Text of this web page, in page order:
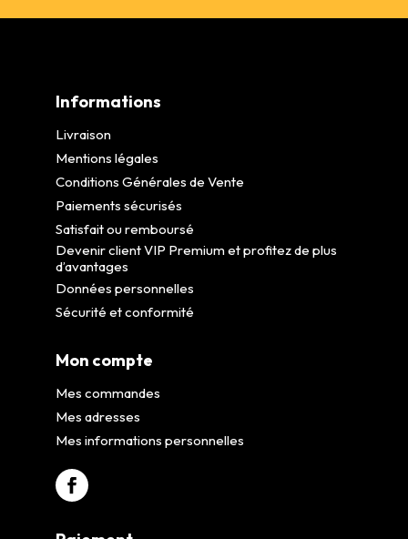
Informations
Livraison
Mentions légales
Conditions Générales de Vente
Paiements sécurisés
Satisfait ou remboursé
Devenir client VIP Premium et profitez de plus
d’avantages
Données personnelles
Sécurité et conformité
Mon compte
Mes commandes
Mes adresses
Mes informations personnelles